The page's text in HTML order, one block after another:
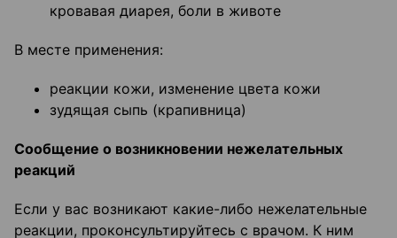
кровавая диарея, боли в животе
В месте применения:
реакции кожи, изменение цвета кожи
зудящая сыпь (крапивница)
Сообщение о возникновении нежелательных
реакций
Если у вас возникают какие-либо нежелательные
реакции, проконсультируйтесь с врачом. К ним